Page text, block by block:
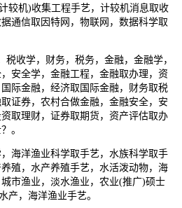
较机)收集工程手艺，计较机消息取收
通信取因特网，物联网，数据科学取
收学，财务，税务，金融，金融学，
安全学，金融工程，金融取办理，资
际金融，经济取国际金融，财务取税
证券，农村合做金融，金融安全，安
取理财，证券取期货，资产评估取办
。
洋渔业科学取手艺，水族科学取手
殖，水产养殖手艺，水活泼动物，海
市渔业，淡水渔业，农业(推广)硕士
产，海洋渔业手艺。